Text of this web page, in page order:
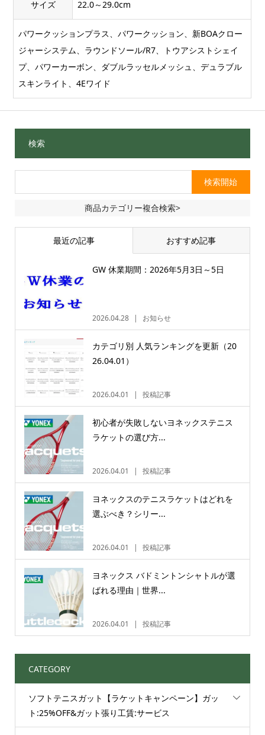
サイズ 22.0～29.0cm
パワークッションプラス、パワークッション、新BOAクロー
ジャーシステム、ラウンドソール/R7、トウアシストシェイ
プ、パワーカーボン、ダブルラッセルメッシュ、デュラブル
スキンライト、4Eワイド
検索
商品カテゴリー複合検索>
最近の記事 おすすめ記事
GW 休業期間：2026年5月3日～5日
2026.04.28 お知らせ
カテゴリ別 人気ランキングを更新（20
26.04.01）
2026.04.01 投稿記事
初心者が失敗しないヨネックステニス
ラケットの選び方...
2026.04.01 投稿記事
ヨネックスのテニスラケットはどれを
選ぶべき？シリー...
2026.04.01 投稿記事
ヨネックス バドミントンシャトルが選
ばれる理由｜世界...
2026.04.01 投稿記事
CATEGORY
ソフトテニスガット【ラケットキャンペーン】ガッ
ト:25%OFF&ガット張り工賃:サービス